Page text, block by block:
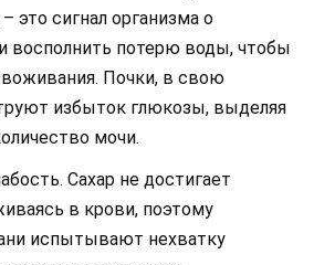
это сигнал организма о
восполнить потерю воды, чтобы
Почки, в свою
избыток глюкозы, выделяя
мочи.
Сахар не достигает
в крови, поэтому
испытывают нехватку